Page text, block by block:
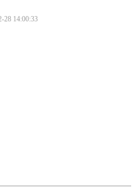
28 14:00:33